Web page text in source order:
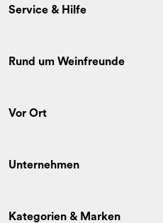
Service & Hilfe
Rund um Weinfreunde
Vor Ort
Unternehmen
Kategorien & Marken